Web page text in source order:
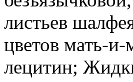
листьев
цветов мать-и-
лецитин;